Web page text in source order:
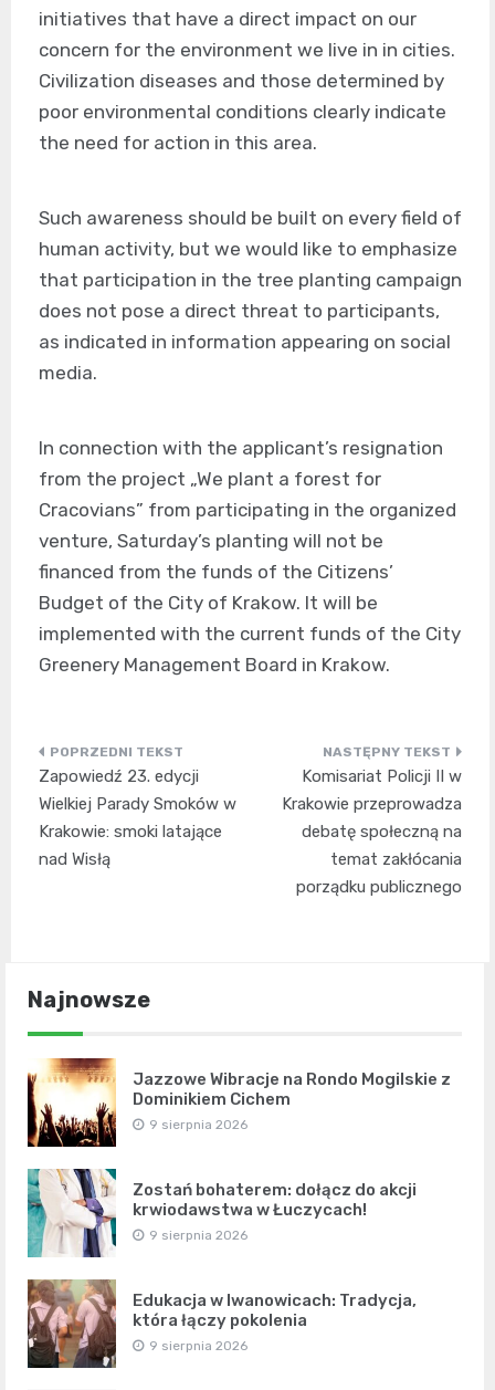
initiatives that have a direct impact on our
concern for the environment we live in in cities.
Civilization diseases and those determined by
poor environmental conditions clearly indicate
the need for action in this area.
Such awareness should be built on every field of
human activity, but we would like to emphasize
that participation in the tree planting campaign
does not pose a direct threat to participants,
as indicated in information appearing on social
media.
In connection with the applicant’s resignation
from the project „We plant a forest for
Cracovians” from participating in the organized
venture, Saturday’s planting will not be
financed from the funds of the Citizens’
Budget of the City of Krakow. It will be
implemented with the current funds of the City
Greenery Management Board in Krakow.
Nawigacja
wpisu
Zapowiedź 23. edycji
Wielkiej Parady Smoków w
Krakowie: smoki latające
nad Wisłą
Komisariat Policji II w
Krakowie przeprowadza
debatę społeczną na
temat zakłócania
porządku publicznego
Najnowsze
Jazzowe Wibracje na Rondo Mogilskie z
Dominikiem Cichem
9 sierpnia 2026
Zostań bohaterem: dołącz do akcji
krwiodawstwa w Łuczycach!
9 sierpnia 2026
Edukacja w Iwanowicach: Tradycja,
która łączy pokolenia
9 sierpnia 2026